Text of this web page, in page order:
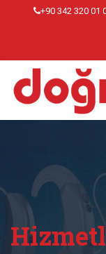
+90 342 320 01